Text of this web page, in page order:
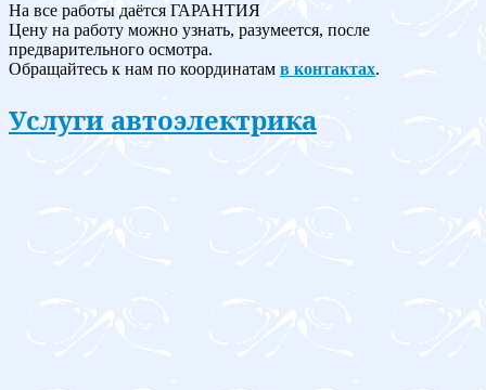
На все работы даётся ГАРАНТИЯ
Цену на работу можно узнать, разумеется, после
предварительного осмотра.
Обращайтесь к нам по координатам в контактах.
Услуги автоэлектрика